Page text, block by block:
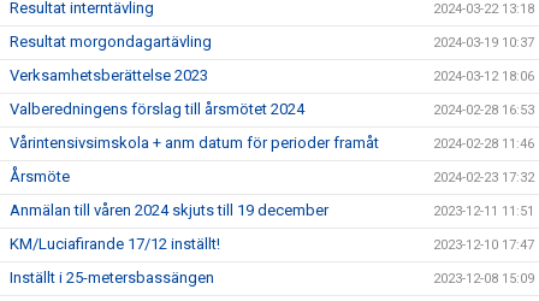
Resultat interntävling 2024-03-22 13:18
Resultat morgondagartävling 2024-03-19 10:37
Verksamhetsberättelse 2023 2024-03-12 18:06
Valberedningens förslag till årsmötet 2024 2024-02-28 16:53
Vårintensivsimskola + anm datum för perioder framåt 2024-02-28 11:46
Årsmöte 2024-02-23 17:32
Anmälan till våren 2024 skjuts till 19 december 2023-12-11 11:51
KM/Luciafirande 17/12 inställt! 2023-12-10 17:47
Inställt i 25-metersbassängen 2023-12-08 15:09